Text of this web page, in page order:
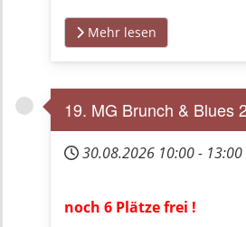
Mehr lesen
19. MG Brunch & Blues
30.08.2026 10:00- 13:00
noch 6 Plätze frei !